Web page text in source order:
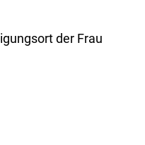
der Frau